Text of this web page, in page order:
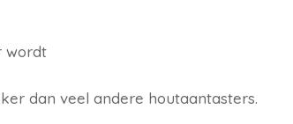
wordt
dan veel andere houtaantasters.